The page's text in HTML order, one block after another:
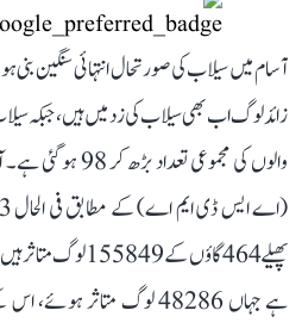
زائد لوگ اب بھی سیلاب کی زد میں ہیں،
والوں کی مجموعی
پھیلے 464 گاؤں کے